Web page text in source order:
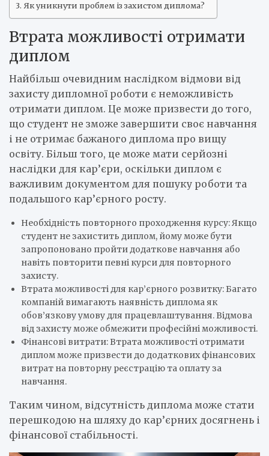
Як уникнути проблем із захистом диплома?
Втрата можливості отримати
диплом
Найбільш очевидним наслідком відмови від
захисту дипломної роботи є неможливість
отримати диплом. Це може призвести до того,
що студент не зможе завершити своє навчання
і не отримає бажаного диплома про вищу
освіту. Більш того, це може мати серйозні
наслідки для кар’єри, оскільки диплом є
важливим документом для пошуку роботи та
подальшого кар’єрного росту.
Необхідність повторного проходження курсу: Якщо
студент не захистить диплом, йому може бути
запропоновано пройти додаткове навчання або
навіть повторити певні курси для повторного
захисту.
Втрата можливості для кар’єрного розвитку: Багато
компаній вимагають наявність диплома як
обов’язкову умову для працевлаштування. Відмова
від захисту може обмежити професійні можливості.
Фінансові витрати: Втрата можливості отримати
диплом може призвести до додаткових фінансових
витрат на повторну реєстрацію та оплату за
навчання.
Таким чином, відсутність диплома може стати
перешкодою на шляху до кар’єрних досягнень і
фінансової стабільності.